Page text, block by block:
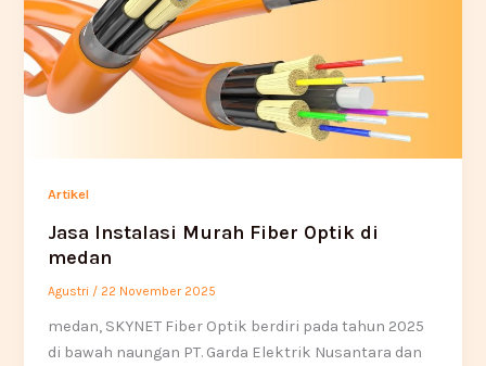
Artikel
Jasa Instalasi Murah Fiber Optik di
medan
Agustri / 22 November 2025
medan, SKYNET Fiber Optik berdiri pada tahun 2025
di bawah naungan PT. Garda Elektrik Nusantara dan